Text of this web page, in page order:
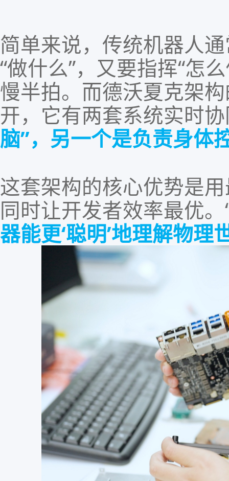
简单来说，传统机器人
“做什么”，又要指挥“怎
慢半拍。而德沃夏克架
开， 它有两套系统实时
脑”，另一个是负责身体
这套架构的核心优势是
同时让开发者效率最优。
器能更‘聪明’地理解物理